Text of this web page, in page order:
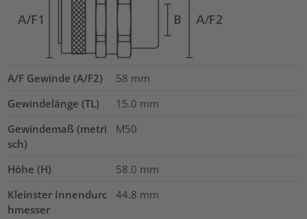
A/F Gewinde (A/F2) 58 mm
Gewindelänge (TL)
15.0 mm
Gewindemaß (metri
sch)
M50
Höhe (H) 58.0 mm
Kleinster Innendurc
hmesser
44.8 mm